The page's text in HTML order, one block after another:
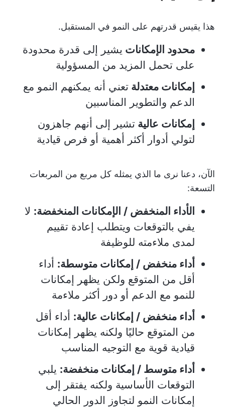
هذا يقيس قدرتهم على النمو في المستقبل.
محدود الإمكانات يشير إلى قدرة محدودة
على تحمل المزيد من المسؤولية
إمكانات معتدلة تعني أنه يمكنهم النمو مع
الدعم والتطوير المناسبين
إمكانات عالية تشير إلى أنهم جاهزون
لتولي أدوار أكثر أهمية أو فرص قيادية
الآن، دعنا نرى ما الذي يمثله كل مربع من المربعات
التسعة:
الأداء المنخفض / الإمكانات المنخفضة: لا
يفي بالتوقعات ويتطلب إعادة تقييم
لمدى ملاءمته للوظيفة
أداء منخفض / إمكانات متوسطة: أداء
أقل من المتوقع ولكن يظهر إمكانات
للنمو مع الدعم أو دور أكثر ملاءمة
أداء منخفض / إمكانات عالية: أداء أقل
من المتوقع حاليًا ولكنه يظهر إمكانات
قيادية قوية مع التوجيه المناسب
أداء متوسط / إمكانات منخفضة: يلبي
التوقعات الأساسية ولكنه يفتقر إلى
إمكانات النمو لتجاوز الدور الحالي